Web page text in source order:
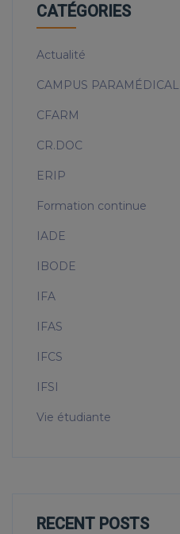
CATÉGORIES
Actualité
CAMPUS PARAMÉDICAL
CFARM
CR.DOC
ERIP
Formation continue
IADE
IBODE
IFA
IFAS
IFCS
IFSI
Vie étudiante
RECENT POSTS